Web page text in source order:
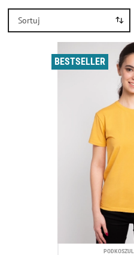
Sortuj
BESTSELLER